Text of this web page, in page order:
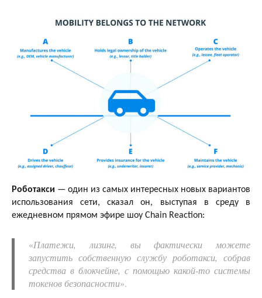
Роботакси — один из самых интересных новых вариантов
использования сети, сказал он, выступая в среду в
ежедневном прямом эфире шоу Chain Reaction:
«Платежи, лизинг, вы фактически можете
запустить собственную службу роботакси, собрав
средства в блокчейне, с помощью какой-то системы
токенов безопасности».